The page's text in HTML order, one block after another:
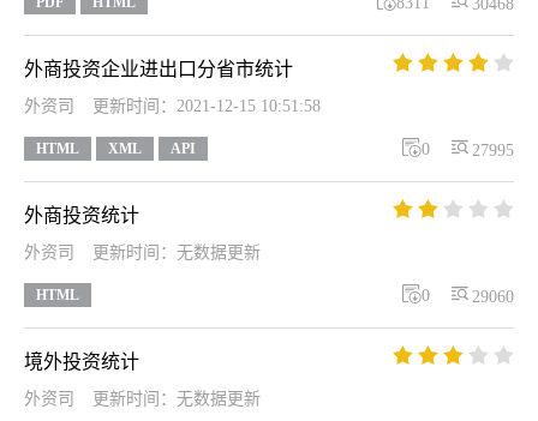
30468
外商投资企业进出口分省市统计     
外资司 更新时间：2021-12-15 10:51:58
HTML XML API  27995
0
外商投资统计     
外资司 更新时间：无数据更新
HTML  29060
0
境外投资统计     
外资司 更新时间：无数据更新